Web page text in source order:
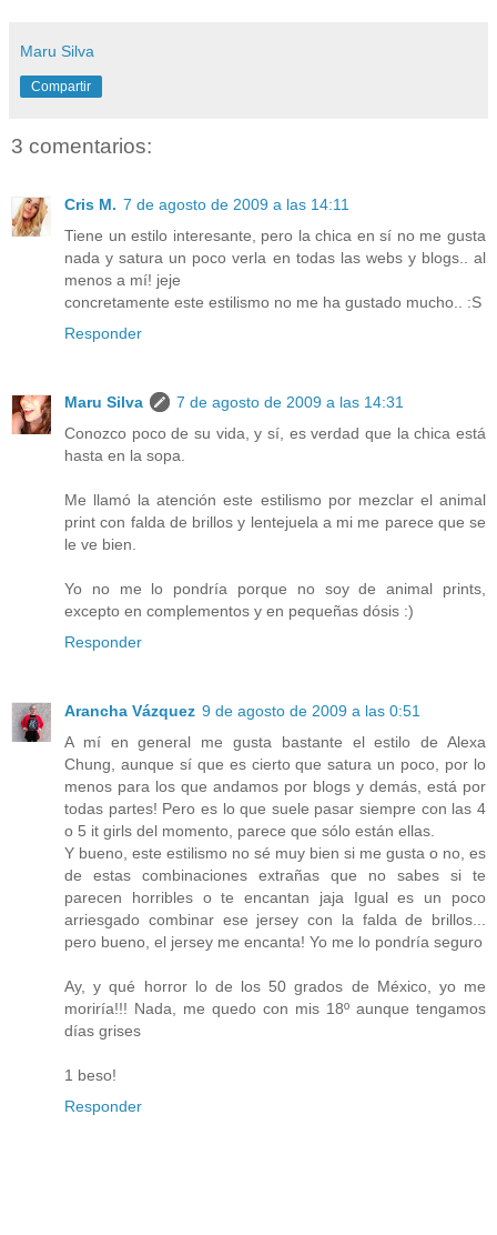
Maru Silva
Compartir
3 comentarios:
Cris M. 7 de agosto de 2009 a las 14:11
Tiene un estilo interesante, pero la chica en sí no me gusta
nada y satura un poco verla en todas las webs y blogs.. al
menos a mí! jeje
concretamente este estilismo no me ha gustado mucho.. :S
Responder
Maru Silva
7 de agosto de 2009 a las 14:31
Conozco poco de su vida, y sí, es verdad que la chica está
hasta en la sopa.
Me llamó la atención este estilismo por mezclar el animal
print con falda de brillos y lentejuela a mi me parece que se
le ve bien.
Yo no me lo pondría porque no soy de animal prints,
excepto en complementos y en pequeñas dósis :)
Responder
Arancha Vázquez 9 de agosto de 2009 a las 0:51
A mí en general me gusta bastante el estilo de Alexa
Chung, aunque sí que es cierto que satura un poco, por lo
menos para los que andamos por blogs y demás, está por
todas partes! Pero es lo que suele pasar siempre con las 4
o 5 it girls del momento, parece que sólo están ellas.
Y bueno, este estilismo no sé muy bien si me gusta o no, es
de estas combinaciones extrañas que no sabes si te
parecen horribles o te encantan jaja Igual es un poco
arriesgado combinar ese jersey con la falda de brillos...
pero bueno, el jersey me encanta! Yo me lo pondría seguro
Ay, y qué horror lo de los 50 grados de México, yo me
moriría!!! Nada, me quedo con mis 18º aunque tengamos
días grises
1 beso!
Responder